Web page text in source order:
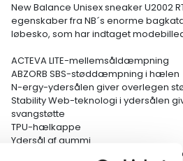
New Balance Unisex sneaker U2002
egenskaber fra NB´s enorme
løbesko, som har indtaget
ACTEVA LITE-mellemsåldæmpning
ABZORB SBS-støddæmpning i hælen
N-ergy-ydersålen giver overlegen
Stability Web-teknologi i ydersålen
svangstøtte
TPU-hælkappe
Ydersål af gummi
Overdel af med syntetiske